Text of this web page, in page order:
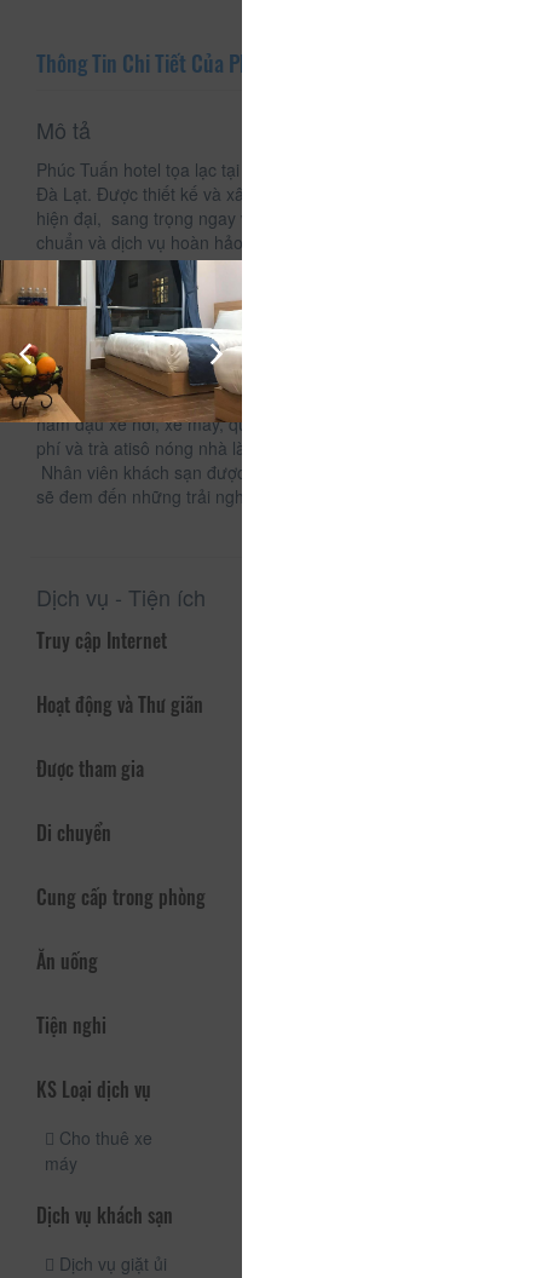
Thông Tin Chi Tiết Của Phúc Tuấn Hotel
Mô tả
Phúc Tuấn hotel tọa lạc tại B7 Bà Triệu, phường 4, thành phố
Đà Lạt. Được thiết kế và xây dựng theo kiến trúc Châu Âu
hiện đại, sang trọng ngay vị trí trung tâm với những tiêu
chuẩn và dịch vụ hoàn hảo cho chuyến du lịch của bạn
Phúc Tuấn hotel với số lượng phòng lớn, được bố trí hợp lý
cùng sự di chuyển thuân tiện bằng thang máy, luôn đáp ứng
đủ số lương khách lớn dù là gia đình hay đoàn thể công ty.
Cùng nhiều ưu đãi, dịch vụ miễn phí thì đây sẽ là điểm lưu
trú số 1 của bạn và gia đình.
Với tiêu chí sạch sẽ ,thoải mái như ở nhà của chính mình,có
hầm đậu xe hơi, xe máy, quầy lễ tân 24/24, nước uống miễn
phí và trà atisô nóng nhà làm ...
Nhân viên khách sạn được đào tạo chuyên nghiệp hứa hẹn
sẽ đem đến những trải nghiệm tốt nhất cho khách hàng.
Dịch vụ - Tiện ích
Truy cập Internet
Hoạt động và Thư giãn
Được tham gia
Di chuyển
Cung cấp trong phòng
Ăn uống
Tiện nghi
KS Loại dịch vụ
Cho thuê xe
máy
Dịch vụ khách sạn
Dịch vụ giặt ủi